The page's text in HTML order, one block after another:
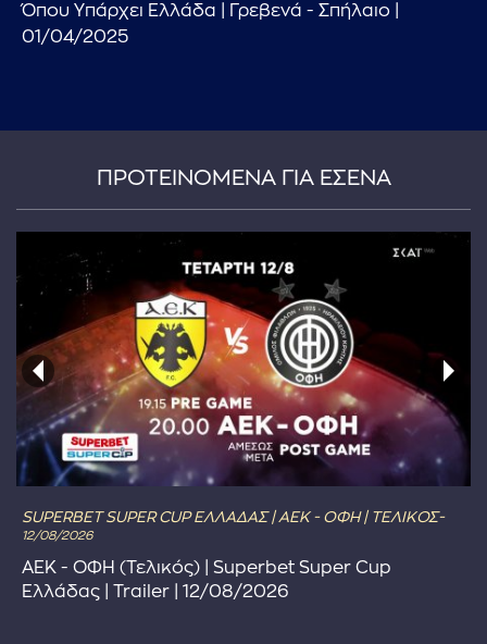
Όπου Υπάρχει Ελλάδα | Γρεβενά - Σπήλαιο |
01/04/2025
ΠΡΟΤΕΙΝΟΜΕΝΑ ΓΙΑ ΕΣΕΝΑ
SUPERBET SUPER CUP ΕΛΛΑΔΑΣ | ΑΕΚ - ΟΦΗ | ΤΕΛΙΚΟΣ-
12/08/2026
ΑΕΚ - ΟΦΗ (Τελικός) | Superbet Super Cup
Ελλάδας | Trailer | 12/08/2026